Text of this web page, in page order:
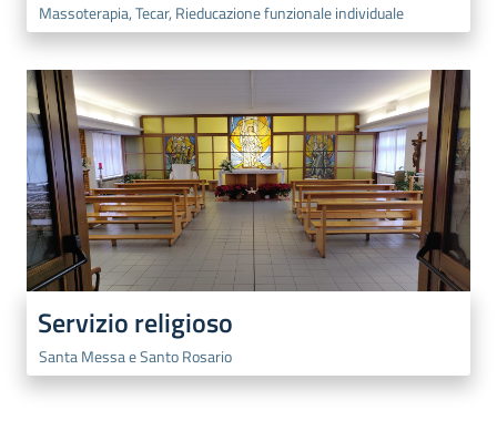
Massoterapia, Tecar, Rieducazione funzionale individuale
Servizio religioso
Santa Messa e Santo Rosario